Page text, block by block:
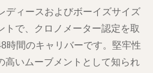
ディースおよびボーイズサイズ
トで、クロノメーター認定を取
時間のキャリバーです。堅牢性
高いムーブメントとして知られ